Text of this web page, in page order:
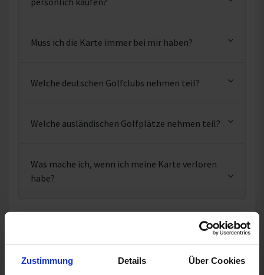
Zustimmung Details Über Cookies
Muss ich die Karte immer bei mir haben?
Welche deutschen Golfclubs nehmen teil?
Welche ausländischen Golfplätze nehmen teil?
Was mache ich, wenn ich meine Karte verloren
habe?